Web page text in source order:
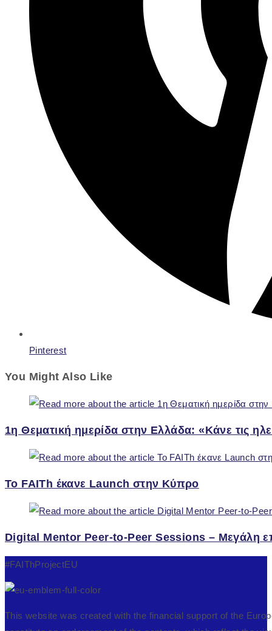
Pinterest
You Might Also Like
1η Θεματική ημερίδα στην Ελλάδα: «Κάνε τις
Το FAITh έκανε Launch στην Κύπρο
Digital Mentor Peer-to-Peer Sessions – Μεγάλη
#FAIThProjectEU
This website was created with the financial support of the